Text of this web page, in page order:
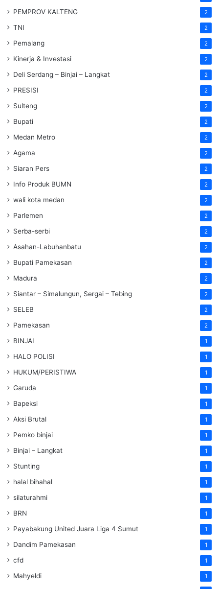
PEMPROV KALTENG 2
TNI 2
Pemalang 2
Kinerja & Investasi 2
Deli Serdang – Binjai – Langkat 2
PRESISI 2
Sulteng 2
Bupati 2
Medan Metro 2
Agama 2
Siaran Pers 2
Info Produk BUMN 2
wali kota medan 2
Parlemen 2
Serba-serbi 2
Asahan-Labuhanbatu 2
Bupati Pamekasan 2
Madura 2
Siantar – Simalungun, Sergai – Tebing 2
SELEB 2
Pamekasan 2
BINJAI 1
HALO POLISI 1
HUKUM/PERISTIWA 1
Garuda 1
Bapeksi 1
Aksi Brutal 1
Pemko binjai 1
Binjai – Langkat 1
Stunting 1
halal bihahal 1
silaturahmi 1
BRN 1
Payabakung United Juara Liga 4 Sumut 1
Dandim Pamekasan 1
cfd 1
Mahyeldi 1